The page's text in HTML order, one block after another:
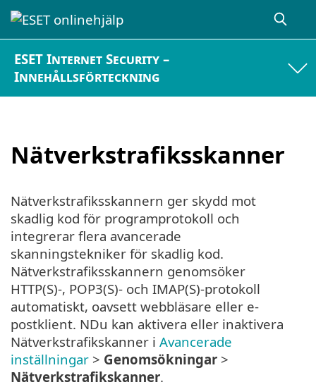
ESET Internet Security –
Innehållsförteckning
Nätverkstrafiksskanner
Nätverkstrafiksskannern ger skydd mot
skadlig kod för programprotokoll och
integrerar flera avancerade
skanningstekniker för skadlig kod.
Nätverkstrafiksskannern genomsöker
HTTP(S)-, POP3(S)- och IMAP(S)-protokoll
automatiskt, oavsett webbläsare eller e-
postklient. NDu kan aktivera eller inaktivera
Nätverkstrafikskanner i Avancerade
inställningar > Genomsökningar >
Nätverkstrafikskanner.